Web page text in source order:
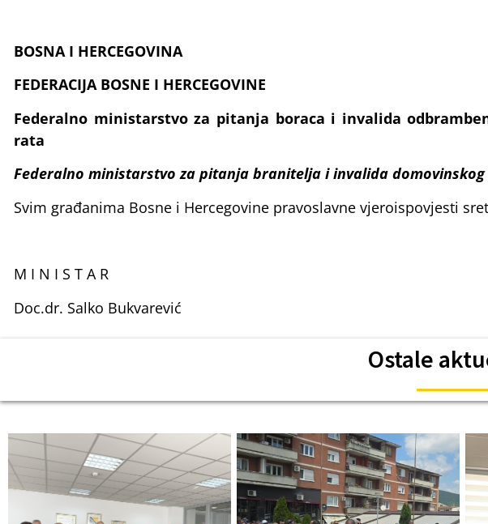
BOSNA I HERCEGOVINA
FEDERACIJA BOSNE I HERCEGOVINE
Federalno ministarstvo za pitanja boraca i invalida
rata
Federalno ministarstvo za pitanja branitelja i invalida
Svim građanima Bosne i Hercegovine pravoslavne vjeroispovjesti
M I N I S T A R
Doc.dr. Salko Bukvarević
Ostale